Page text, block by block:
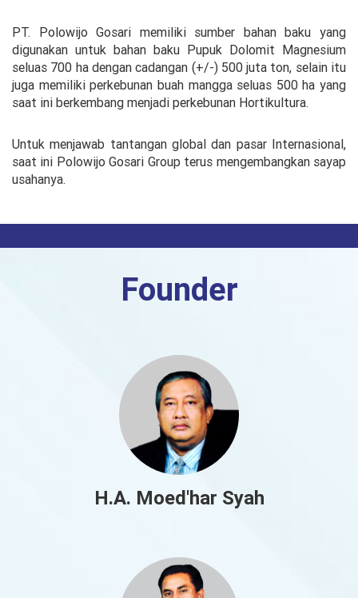
PT. Polowijo Gosari memiliki sumber bahan baku yang
digunakan untuk bahan baku Pupuk Dolomit Magnesium
seluas 700 ha dengan cadangan (+/-) 500 juta ton, selain itu
juga memiliki perkebunan buah mangga seluas 500 ha yang
saat ini berkembang menjadi perkebunan Hortikultura.
Untuk menjawab tantangan global dan pasar Internasional,
saat ini Polowijo Gosari Group terus mengembangkan sayap
usahanya.
Founder
H.A. Moed'har Syah